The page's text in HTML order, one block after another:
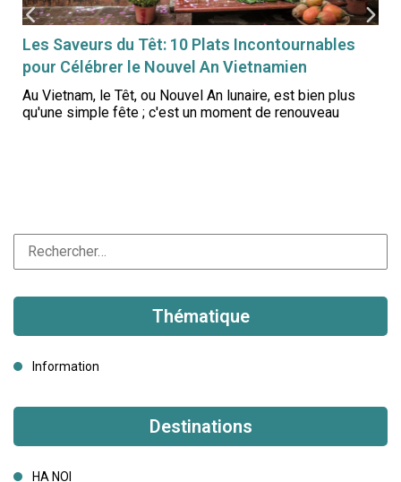
Les Saveurs du Têt: 10 Plats Incontournables
pour Célébrer le Nouvel An Vietnamien
Au Vietnam, le Têt, ou Nouvel An lunaire, est bien plus
qu'une simple fête ; c'est un moment de renouveau
Thématique
Information
Destinations
HA NOI